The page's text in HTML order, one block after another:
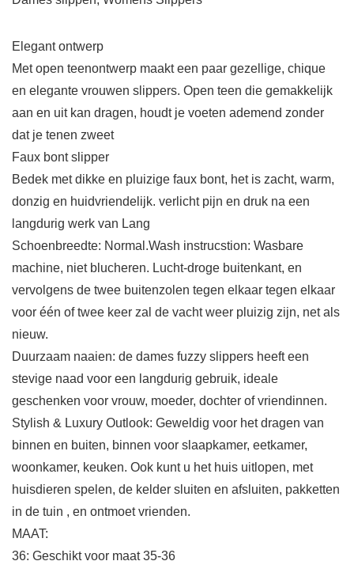
Elegant ontwerp
Met open teenontwerp maakt een paar gezellige, chique
en elegante vrouwen slippers. Open teen die gemakkelijk
aan en uit kan dragen, houdt je voeten ademend zonder
dat je tenen zweet
Faux bont slipper
Bedek met dikke en pluizige faux bont, het is zacht, warm,
donzig en huidvriendelijk. verlicht pijn en druk na een
langdurig werk van Lang
Schoenbreedte: Normal.Wash instrucstion: Wasbare
machine, niet blucheren. Lucht-droge buitenkant, en
vervolgens de twee buitenzolen tegen elkaar tegen elkaar
voor één of twee keer zal de vacht weer pluizig zijn, net als
nieuw.
Duurzaam naaien: de dames fuzzy slippers heeft een
stevige naad voor een langdurig gebruik, ideale
geschenken voor vrouw, moeder, dochter of vriendinnen.
Stylish & Luxury Outlook: Geweldig voor het dragen van
binnen en buiten, binnen voor slaapkamer, eetkamer,
woonkamer, keuken. Ook kunt u het huis uitlopen, met
huisdieren spelen, de kelder sluiten en afsluiten, pakketten
in de tuin , en ontmoet vrienden.
MAAT:
36: Geschikt voor maat 35-36